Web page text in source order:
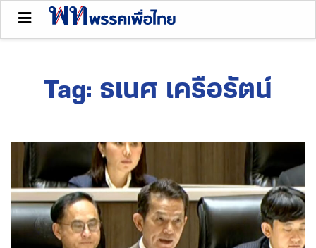
Tag: ธเนศ เครือรัตน์